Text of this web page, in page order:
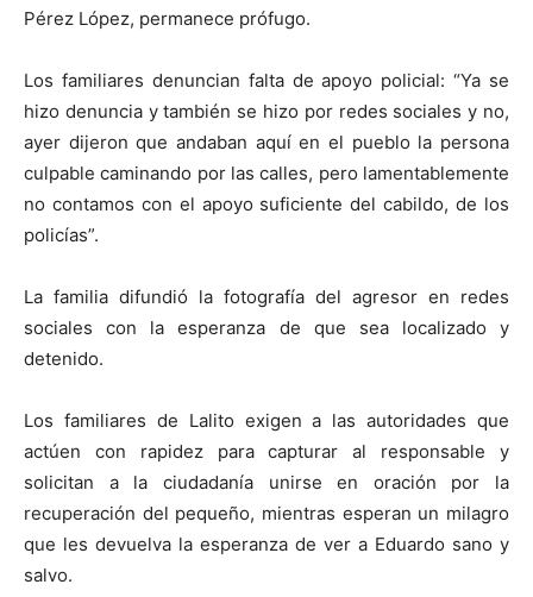
Pérez López, permanece prófugo.
Los familiares denuncian falta de apoyo policial: “Ya se
hizo denuncia y también se hizo por redes sociales y no,
ayer dijeron que andaban aquí en el pueblo la persona
culpable caminando por las calles, pero lamentablemente
no contamos con el apoyo suficiente del cabildo, de los
policías”.
La familia difundió la fotografía del agresor en redes
sociales con la esperanza de que sea localizado y
detenido.
Los familiares de Lalito exigen a las autoridades que
actúen con rapidez para capturar al responsable y
solicitan a la ciudadanía unirse en oración por la
recuperación del pequeño, mientras esperan un milagro
que les devuelva la esperanza de ver a Eduardo sano y
salvo.